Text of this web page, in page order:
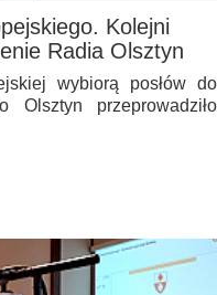
Kolejni
Radia Olsztyn
wybiorą posłów do
Olsztyn przeprowadziło